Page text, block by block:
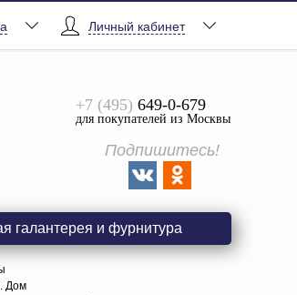
Личный кабинет
+7 (495) 649-0-679
для покупателей из Москвы
Подпишитесь!
галантерея и фурнитура
Дом